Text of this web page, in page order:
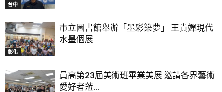
台中
彰化
市立圖書館舉辦「墨彩築夢」 王貴嬋現代
水墨個展
員高第23屆美術班畢業美展 邀請各界藝術
愛好者蒞...